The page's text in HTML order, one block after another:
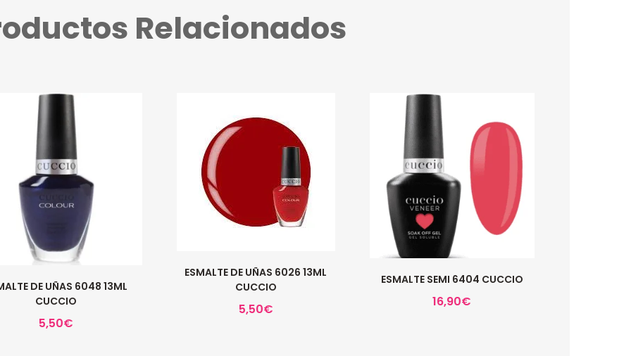
Relacionados
DE UÑAS 6048 13ML
CUCCIO
5,50€
ESMALTE DE UÑAS 6026 13ML
CUCCIO
5,50€
ESMALTE SEMI 6404 CUCCIO
16,90€